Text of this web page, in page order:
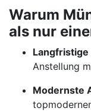
Warum
als nur
Anstellung
Modernste